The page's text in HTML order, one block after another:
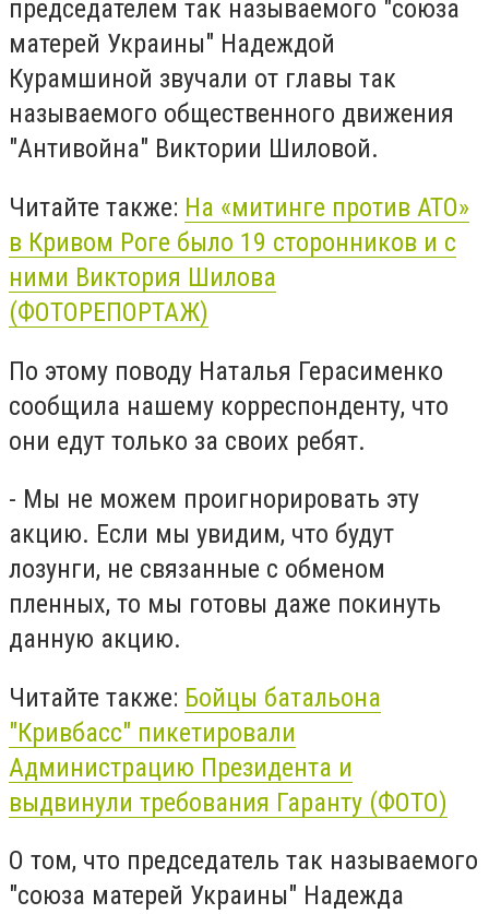
председателем так называемого "союза
матерей Украины" Надеждой
Курамшиной звучали от главы так
называемого общественного движения
"Антивойна" Виктории Шиловой.
Читайте также: На «митинге против АТО»
в Кривом Роге было 19 сторонников и с
ними Виктория Шилова
(ФОТОРЕПОРТАЖ)
По этому поводу Наталья Герасименко
сообщила нашему корреспонденту, что
они едут только за своих ребят.
- Мы не можем проигнорировать эту
акцию. Если мы увидим, что будут
лозунги, не связанные с обменом
пленных, то мы готовы даже покинуть
данную акцию.
Читайте также: Бойцы батальона
"Кривбасс" пикетировали
Администрацию Президента и
выдвинули требования Гаранту (ФОТО)
О том, что председатель так называемого
"союза матерей Украины" Надежда